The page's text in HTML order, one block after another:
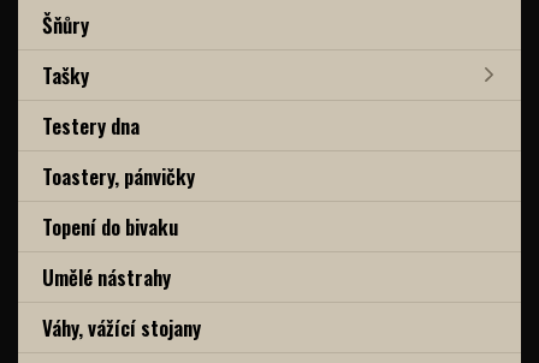
Šňůry
Tašky
Testery dna
Toastery, pánvičky
Topení do bivaku
Umělé nástrahy
Váhy, vážící stojany